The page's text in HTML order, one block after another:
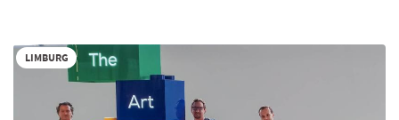
CHINA,
MET
HORSTEN
LIMBURG